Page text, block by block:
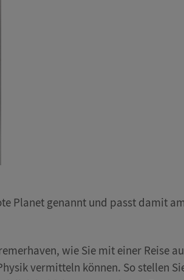
Planet genannt und passt damit
wie Sie mit einer Reise
vermitteln können. So stellen